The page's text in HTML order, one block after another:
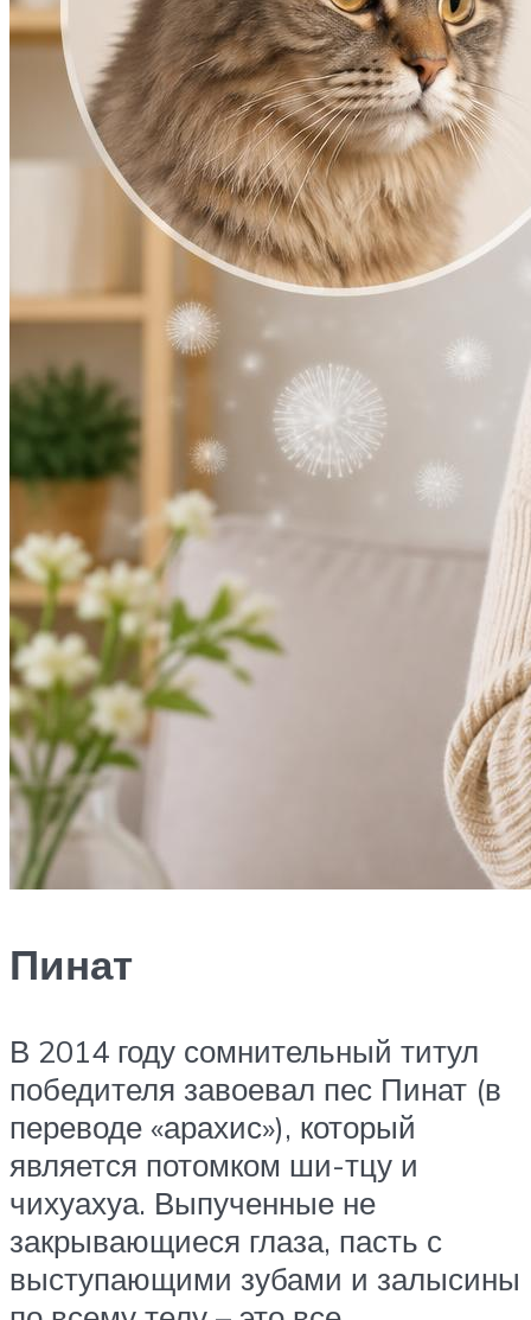
Пинат
В 2014 году сомнительный титул
победителя завоевал пес Пинат (в
переводе «арахис»), который
является потомком ши-тцу и
чихуахуа. Выпученные не
закрывающиеся глаза, пасть с
выступающими зубами и залысины